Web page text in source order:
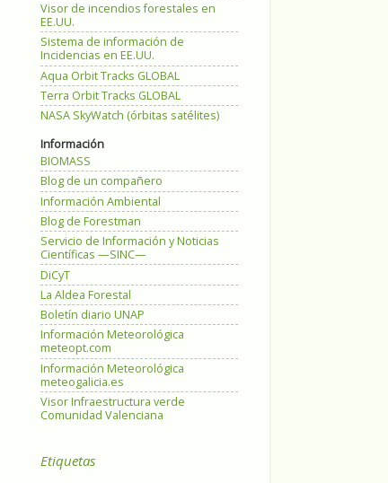
Visor de incendios forestales en
EE.UU.
Sistema de información de
Incidencias en EE.UU.
Aqua Orbit Tracks GLOBAL
Terra Orbit Tracks GLOBAL
NASA SkyWatch (órbitas satélites)
Información
BIOMASS
Blog de un compañero
Información Ambiental
Blog de Forestman
Servicio de Información y Noticias
Científicas —SINC—
DiCyT
La Aldea Forestal
Boletín diario UNAP
Información Meteorológica
meteopt.com
Información Meteorológica
meteogalicia.es
Visor Infraestructura verde
Comunidad Valenciana
Etiquetas